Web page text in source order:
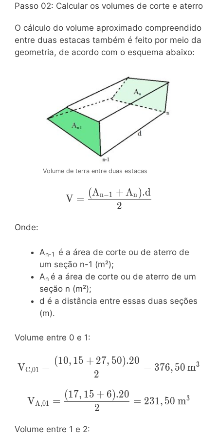
Passo 02: Calcular os volumes de corte e aterro
O cálculo do volume aproximado compreendido
entre duas estacas também é feito por meio da
geometria, de acordo com o esquema abaixo:
Volume de terra entre duas estacas
\mathrm{V=\dfrac{(A_{n-
1}+A_{n}).d}{2}}
V =
2
(An−1 + An).d
Onde:
An-1 é a área de corte ou de aterro de
um seção n-1 (m²);
An é a área de corte ou de aterro de um
seção n (m²);
d é a distância entre essas duas seções
(m).
Volume entre 0 e 1:
{2}=376,50\:m^3}
VC,01 =
2
(10, 15 + 27, 50).20
= 376, 50 m3
{2}=231,50\:m^3}
VA,01 =
2
(17, 15 + 6).20
= 231, 50 m3
Volume entre 1 e 2: